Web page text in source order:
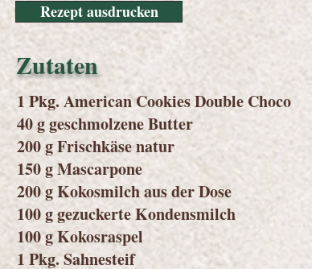
Rezept ausdrucken
Zutaten
1 Pkg. American Cookies Double Choco
40 g geschmolzene Butter
200 g Frischkäse natur
150 g Mascarpone
200 g Kokosmilch aus der Dose
100 g gezuckerte Kondensmilch
100 g Kokosraspel
1 Pkg. Sahnesteif